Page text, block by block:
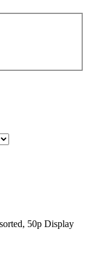
50p Display